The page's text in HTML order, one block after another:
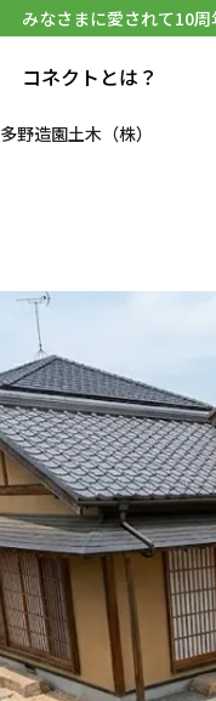
みなさまに愛されて10周
コネクトとは？
多野造園土木（株）